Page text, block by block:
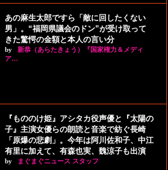
あの麻生太郎ですら「敵に回したくない
男」。“福岡県議会のドン”が受け取って
きた驚愕の金額と本人の言い分
by
新恭（あらたきょう）『国家権力＆メディ
ア…
『もののけ姫』アシタカ役声優と『太陽の
子』主演女優らの朗読と音楽で紡ぐ長崎
「原爆の悲劇」。今年は阿川佐和子、中江
有里に加えて、有森也実、魏涼子も出演
by まぐまぐニュース スタッフ